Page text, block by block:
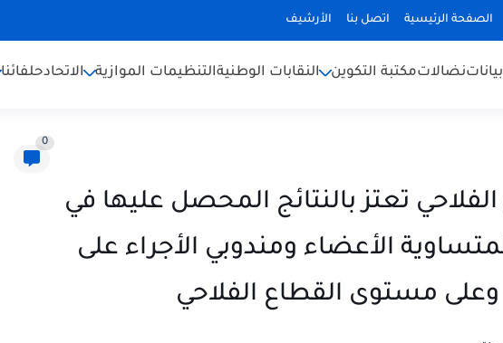
الصفحة الرئيسية اتصل بنا الأرشيف
بياناتنضالاتمكتبة التكوين النقابات الوطنيةالتنظيمات الموازية الاتحادحلفائنا
0
تعتز بالنتائج المحصل عليها في
الأعضاء ومندوبي الأجراء على
وعلى مستوى القطاع الفلاحي